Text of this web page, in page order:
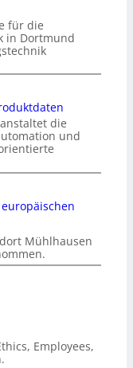
für die
in Dortmund
die
und
Mühlhausen
Employees,